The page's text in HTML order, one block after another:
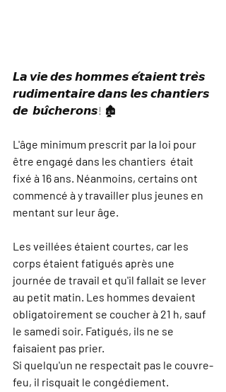
𝙇𝙖 𝙫𝙞𝙚 𝙙𝙚𝙨 𝙝𝙤𝙢𝙢𝙚𝙨 𝙚́𝙩𝙖𝙞𝙚𝙣𝙩 𝙩𝙧𝙚̀𝙨
𝙧𝙪𝙙𝙞𝙢𝙚𝙣𝙩𝙖𝙞𝙧𝙚 𝙙𝙖𝙣𝙨 𝙡𝙚𝙨 𝙘𝙝𝙖𝙣𝙩𝙞𝙚𝙧𝙨
𝙙𝙚  𝙗𝙪̂𝙘𝙝𝙚𝙧𝙤𝙣𝙨! 🏚
L'âge minimum prescrit par la loi pour
être engagé dans les chantiers  était
fixé à 16 ans. Néanmoins, certains ont
commencé à y travailler plus jeunes en
mentant sur leur âge.
Les veillées étaient courtes, car les
corps étaient fatigués après une
journée de travail et qu'il fallait se lever
au petit matin. Les hommes devaient
obligatoirement se coucher à 21 h, sauf
le samedi soir. Fatigués, ils ne se
faisaient pas prier.
Si quelqu'un ne respectait pas le couvre-
feu, il risquait le congédiement.